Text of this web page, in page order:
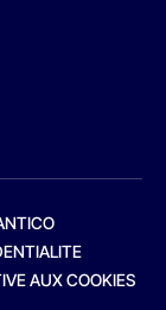
AUX COOKIES